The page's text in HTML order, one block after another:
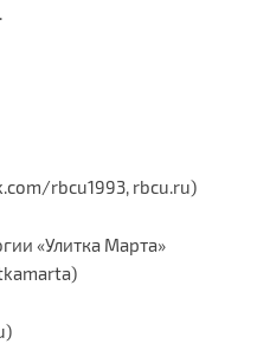
rbcu1993, rbcu.ru)
«Улитка Марта»